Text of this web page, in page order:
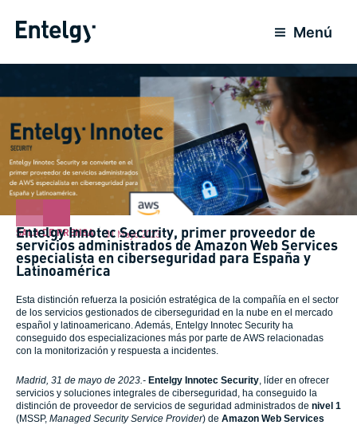
Menú
SALA DE PRENSA 31 Mayo 2023
Entelgy Innotec Security, primer proveedor de
servicios administrados de Amazon Web Services
especialista en ciberseguridad para España y
Latinoamérica
Esta distinción refuerza la posición estratégica de la compañía en el sector
de los servicios gestionados de ciberseguridad en la nube en el mercado
español y latinoamericano. Además, Entelgy Innotec Security ha
conseguido dos especializaciones más por parte de AWS relacionadas
con la monitorización y respuesta a incidentes.
Madrid, 31 de mayo de 2023.- Entelgy Innotec Security, líder en ofrecer
servicios y soluciones integrales de ciberseguridad, ha conseguido la
distinción de proveedor de servicios de seguridad administrados de nivel 1
(MSSP, Managed Security Service Provider) de Amazon Web Services